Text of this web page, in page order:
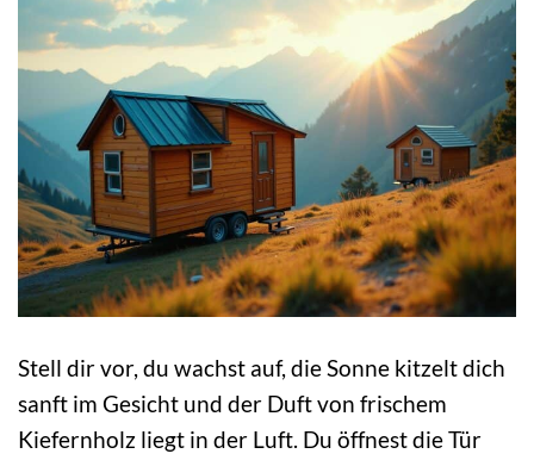
Stell dir vor, du wachst auf, die Sonne kitzelt dich
sanft im Gesicht und der Duft von frischem
Kiefernholz liegt in der Luft. Du öffnest die Tür